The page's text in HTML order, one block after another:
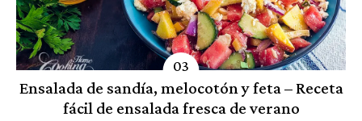
Ensalada de sandía, melocotón y feta – Receta
fácil de ensalada fresca de verano